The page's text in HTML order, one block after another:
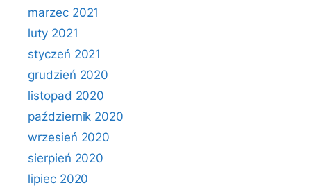
marzec 2021
luty 2021
styczeń 2021
grudzień 2020
listopad 2020
październik 2020
wrzesień 2020
sierpień 2020
lipiec 2020